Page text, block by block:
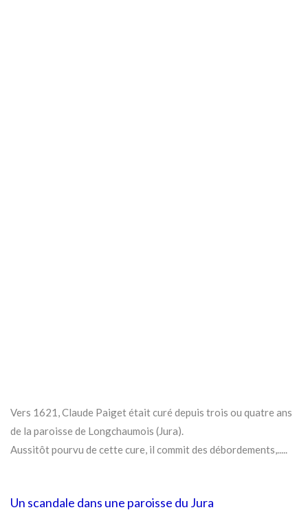
Vers 1621, Claude Paiget était curé depuis trois ou quatre ans
de la paroisse de Longchaumois (Jura).
Aussitôt pourvu de cette cure, il commit des débordements,.....
Un scandale dans une paroisse du Jura